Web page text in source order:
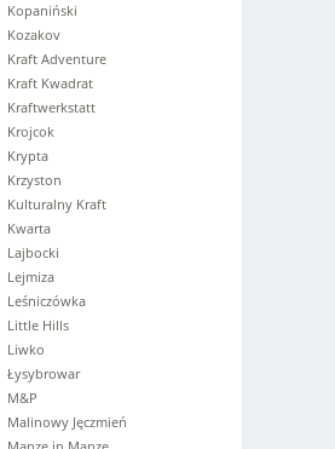
Kopaniński
Kozakov
Kraft Adventure
Kraft Kwadrat
Kraftwerkstatt
Krojcok
Krypta
Krzyston
Kulturalny Kraft
Kwarta
Lajbocki
Lejmiza
Leśniczówka
Little Hills
Liwko
Łysybrowar
M&P
Malinowy Jęczmień